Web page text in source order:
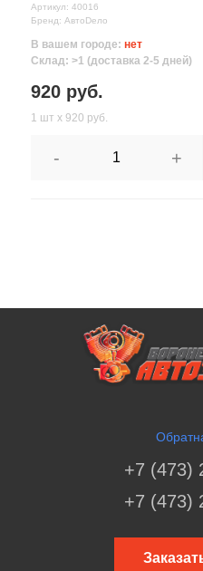
Артикул: 40016
Бренд: АвтоDело
В вашем городе: нет
Склад: >1 (доставка 2-5 дней)
920 руб.
1 шт х 920 руб.
- +
+7 (473)
+7 (473)